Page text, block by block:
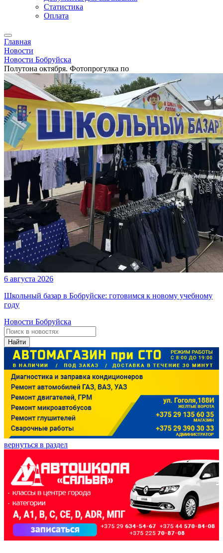
Статистика
Оплата
Главная
Новости
Новости Бобруйска
Полутона октября. Фотопрогулка по
6 августа 2026
Школьный базар в Бобруйске: готовимся к новому учебному
году
Новости Бобруйска
Найти
вернуться в раздел